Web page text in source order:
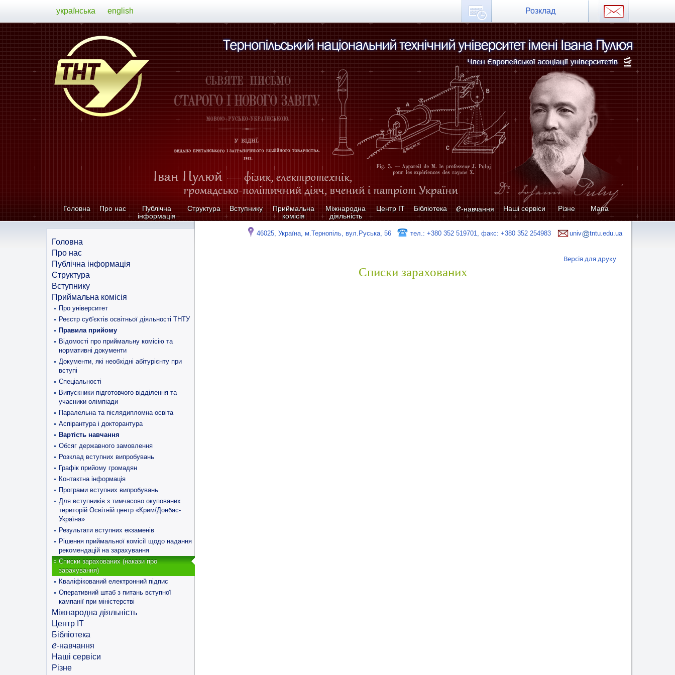
Розклад
українська english
Головна Про нас
Публічна
інформація
Структура Вступнику
Приймальна
комісія
Міжнародна
діяльність
Центр ІТ Бібліотека e-навчання Наші сервіси Різне Мапа
Головна
Про нас
Публічна інформація
Структура
Вступнику
Приймальна комісія
Про університет
Реєстр суб'єктів освітньої діяльності ТНТУ
Правила прийому
Відомості про приймальну комісію та
нормативні документи
Документи, які необхідні абітурієнту при
вступі
Спеціальності
Випускники підготовчого відділення та
учасники олімпіади
Паралельна та післядипломна освіта
Аспірантура і докторантура
Вартість навчання
Обсяг державного замовлення
Розклад вступних випробувань
Графік прийому громадян
Контактна інформація
Програми вступних випробувань
Для вступників з тимчасово окупованих
територій Освітній центр «Крим/Донбас-
Україна»
Результати вступних екзаменів
Рішення приймальної комісії щодо надання
рекомендацій на зарахування
Списки зарахованих (накази про
зарахування)
Кваліфікований електронний підпис
Оперативний штаб з питань вступної
кампанії при міністерстві
Міжнародна діяльність
Центр ІТ
Бібліотека
e-навчання
Наші сервіси
Різне
46025, Україна, м.Тернопіль, вул.Руська, 56 тел.: +380 352 519701, факс: +380 352 254983 univ tntu.edu.ua
Версія для друку
Списки зарахованих